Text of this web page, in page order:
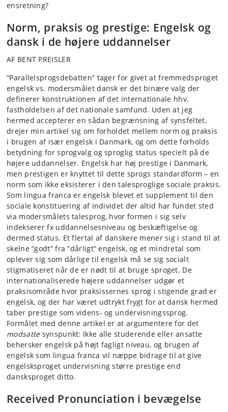
ensretning?
Norm, praksis og prestige: Engelsk og
dansk i de højere uddannelser
AF BENT PREISLER
”Parallelsprogsdebatten” tager for givet at fremmedsproget
engelsk vs. modersmålet dansk er det binære valg der
definerer konstruktionen af det internationale hhv.
fastholdelsen af det nationale samfund. Uden at jeg
hermed accepterer en sådan begrænsning af synsfeltet,
drejer min artikel sig om forholdet mellem norm og praksis
i brugen af især engelsk i Danmark, og om dette forholds
betydning for sprogvalg og sproglig status specielt på de
højere uddannelser. Engelsk har høj prestige i Danmark,
men prestigen er knyttet til dette sprogs standardform – en
norm som ikke eksisterer i den talesproglige sociale praksis.
Som lingua franca er engelsk blevet et supplement til den
sociale konstituering af individet der altid har fundet sted
via modersmålets talesprog, hvor formen i sig selv
indekserer fx uddannelsesniveau og beskæftigelse og
dermed status. Et flertal af danskere mener sig i stand til at
skelne ”godt” fra ”dårligt” engelsk, og et mindretal som
oplever sig som dårlige til engelsk må se sig socialt
stigmatiseret når de er nødt til at bruge sproget. De
internationaliserede højere uddannelser udgør et
praksisområde hvor praksissernes sprog i stigende grad er
engelsk, og der har været udtrykt frygt for at dansk hermed
taber prestige som videns- og undervisningssprog.
Formålet med denne artikel er at argumentere for det
modsattesynspunkt: Ikke alle studerende eller ansatte
behersker engelsk på højt fagligt niveau, og brugen af
engelsk som lingua franca vil næppe bidrage til at give
engelsksproget undervisning større prestige end
dansksproget ditto.
Received Pronunciation i bevægelse